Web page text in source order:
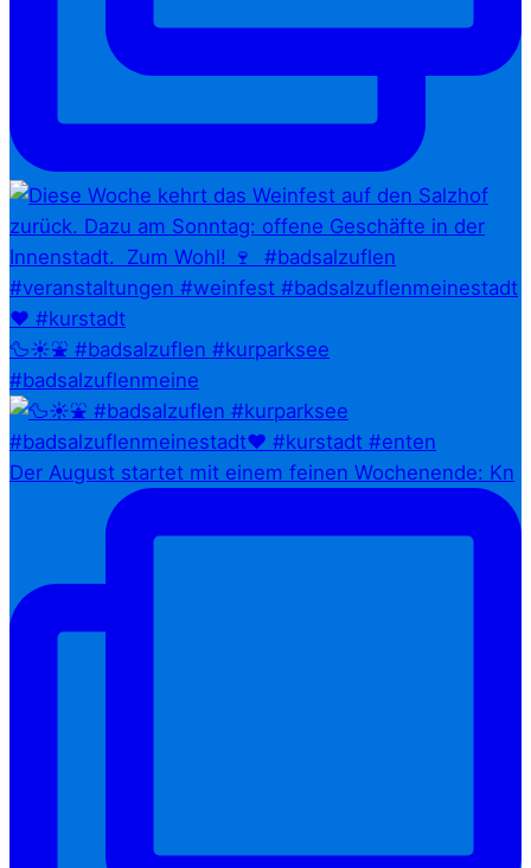
🦆☀️⛲ #badsalzuflen #kurparksee
#badsalzuflenmeine
Der August startet mit einem feinen Wochenende: Kn